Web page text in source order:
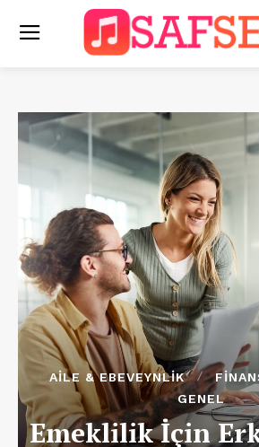
AILE & EBEVEYNLIK
GENEL
Emeklilik İçin